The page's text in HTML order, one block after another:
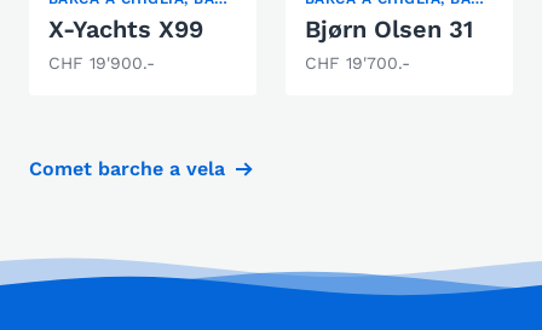
X-Yachts X99
CHF 19'900.-
Bjørn Olsen 31
CHF 19'700.-
Comet barche a vela